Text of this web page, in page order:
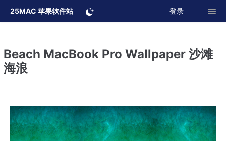
25MAC 苹果软件站 登录
Beach MacBook Pro Wallpaper 沙滩
海浪